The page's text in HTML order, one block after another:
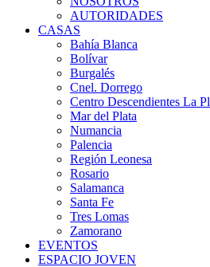
AUTORIDADES
CASAS
Bahía Blanca
Bolívar
Burgalés
Cnel. Dorrego
Centro Descendientes La
Mar del Plata
Numancia
Palencia
Región Leonesa
Rosario
Salamanca
Santa Fe
Tres Lomas
Zamorano
EVENTOS
ESPACIO JOVEN